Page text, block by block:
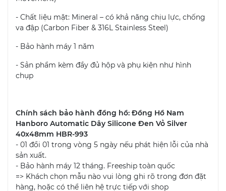
- Chất liệu mặt: Mineral – có khả năng chịu lực, chống
va đập (Carbon Fiber & 316L Stainless Steel)
- Bảo hành máy 1 năm
- Sản phẩm kèm đầy đủ hộp và phụ kiện như hình
chụp
Chính sách bảo hành đồng hồ: Đồng Hồ Nam
Hanboro Automatic Dây Silicone Đen Vỏ Silver
40x48mm HBR-993
- 01 đổi 01 trong vòng 5 ngày nếu phát hiện lỗi của nhà
sản xuất.
- Bảo hành máy 12 tháng. Freeship toàn quốc
=> Khách chọn mẫu nào vui lòng ghi rõ trong đơn đặt
hàng, hoặc có thể liên hệ trực tiếp với shop